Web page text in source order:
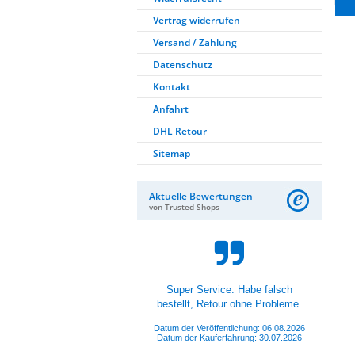
Vertrag widerrufen
Versand / Zahlung
Datenschutz
Kontakt
Anfahrt
DHL Retour
Sitemap
Aktuelle Bewertungen
von Trusted Shops
Hat alles super gepasst und
funktioniert.
Datum der Veröffentlichung: 05.08.2026
Datum der Kauferfahrung: 26.07.2026